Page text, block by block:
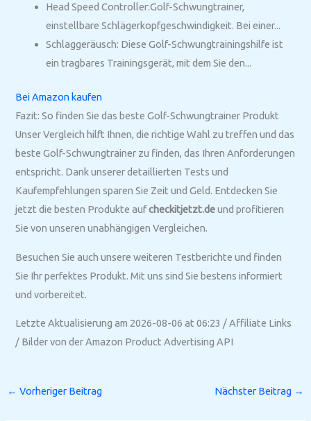
Head Speed Controller:Golf-Schwungtrainer,
einstellbare Schlägerkopfgeschwindigkeit. Bei einer...
Schlaggeräusch: Diese Golf-Schwungtrainingshilfe ist
ein tragbares Trainingsgerät, mit dem Sie den...
Bei Amazon kaufen
Fazit: So finden Sie das beste Golf-Schwungtrainer Produkt
Unser Vergleich hilft Ihnen, die richtige Wahl zu treffen und das
beste Golf-Schwungtrainer zu finden, das Ihren Anforderungen
entspricht. Dank unserer detaillierten Tests und
Kaufempfehlungen sparen Sie Zeit und Geld. Entdecken Sie
jetzt die besten Produkte aufcheckitjetzt.deund profitieren
Sie von unseren unabhängigen Vergleichen.
Besuchen Sie auch unsere weiteren Testberichte und finden
Sie Ihr perfektes Produkt. Mit uns sind Sie bestens informiert
und vorbereitet.
Letzte Aktualisierung am 2026-08-06 at 06:23 / Affiliate Links
/ Bilder von der Amazon Product Advertising API
← Vorheriger Beitrag Nächster Beitrag →